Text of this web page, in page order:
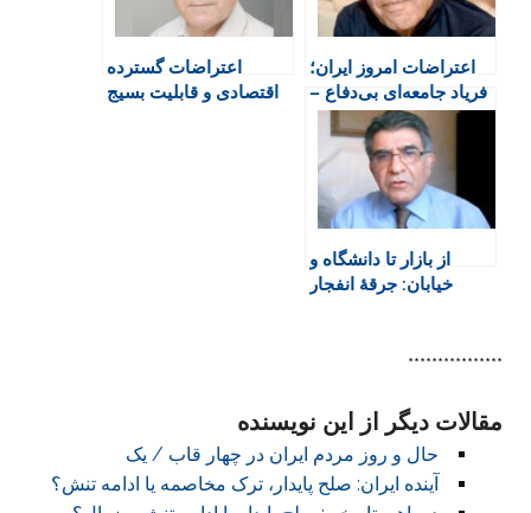
m
i
n
p
e
d
اعتراضات امروز ایران؛
فریاد جامعه‌ای بی‌دفاع –
سیاوش قائنی
اعتراضات گسترده
اقتصادی و قابلیت بسیج
از بازار تا دانشگاه و
خیابان: جرقۀ انفجار
****************
مقالات دیگر از این نویسنده
حال و روز مردم ایران در چهار قاب / یک
آینده ایران: صلح پایدار، ترک مخاصمه یا ادامه تنش؟